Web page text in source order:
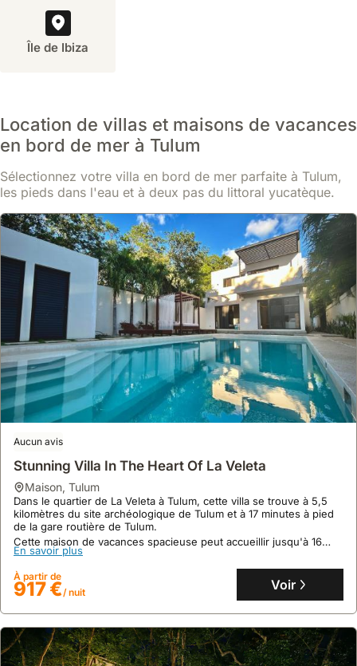
souvent
appelées
villas
offrent
accès
facile
aux
restaurants,
boutiques
l'ambiance
locale,
tout
en
restant
à
quelques
minutes
en
voiture
des
plages
des
sites
l'avance,
prévoyez
de
voyager
pendant
la
haute
saison
décembre
avril)
lors
d'événements
spéciaux.
Les
villas
les
plus
partent
rapidement.
excursions
gastronomiques
une
cuisine
et
internationale
de
qualité,
accessibles
depuis
plupart
des
villas.
Des
marchés
locaux
permettent
aussi
de
découvrir
produits
frais
de
activités
villa
est
située
dans
la
zone
hôtelière,
est
possible
déplacer
à
vélo
ou
de
prendre
des
pour
explorer
les
environs.
Pour
plus
de
liberté
et
pour
visiter
Île de Ibiza
Location de villas et maisons de vacances
en bord de mer à Tulum
Sélectionnez votre villa en bord de mer parfaite à Tulum,
les pieds dans l'eau et à deux pas du littoral yucatèque.
Aucun avis
Stunning Villa In The Heart Of La Veleta
maison, Tulum
Dans le quartier de La Veleta à Tulum, cette villa se trouve à 5,5
kilomètres du site archéologique de Tulum et à 17 minutes à pied
de la gare routière de Tulum.
Cette maison de vacances spacieuse peut accueillir jusqu'à 16
personnes, dispose de 6 chambres et d'une piscine privée,
offrant un séjour confortable pour les grands groupes.
En savoir plus
À partir de
917 €/ nuit Voir